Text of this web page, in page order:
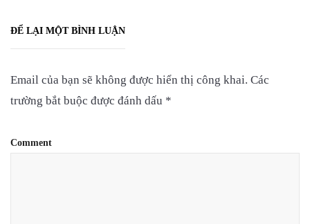
ĐỂ LẠI MỘT BÌNH LUẬN
Email của bạn sẽ không được hiển thị công khai. Các
trường bắt buộc được đánh dấu *
Comment